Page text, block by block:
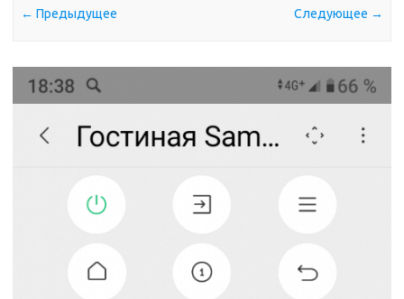
← Предыдущее Следующее →